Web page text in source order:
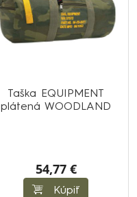
Taška EQUIPMENT
plátená WOODLAND
54,77 €
Kúpiť